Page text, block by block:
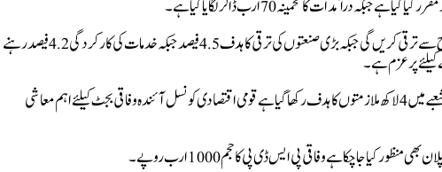
زراعت کی ترقی کا ہدف 3.8 فیصد مقرر۔ صنعتیں 4 فیصد کی شرح سے ترقی کریں گی جبکہ بڑی صنعتوں کی ترقی کا ہدف 4.5 فیصد جبکہ خدمات کی کارکردگی 4.2 فیصد رہنے
خدمات کے شعبے میں 11 لاکھ ،صنعتی شعبے میں 5 لاکھ اورزرعی شعبے میں 4 لاکھ ملازمتوں کا ہدف رکھا گیا ہے قومی اقتصادی کونسل آئندہ وفاقی بجٹ کیلئے اہم معاشی